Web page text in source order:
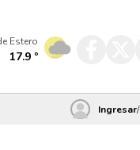
Estero
17.9 º
Ingresar/